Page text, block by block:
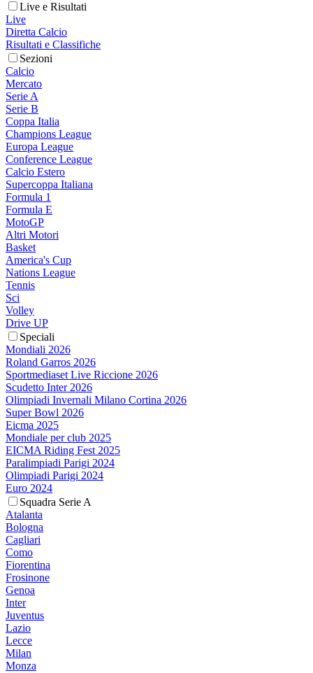
Live e Risultati
Live
Diretta Calcio
Risultati e Classifiche
Sezioni
Calcio
Mercato
Serie A
Serie B
Coppa Italia
Champions League
Europa League
Conference League
Calcio Estero
Supercoppa Italiana
Formula 1
Formula E
MotoGP
Altri Motori
Basket
America's Cup
Nations League
Tennis
Sci
Volley
Drive UP
Speciali
Mondiali 2026
Roland Garros 2026
Sportmediaset Live Riccione 2026
Scudetto Inter 2026
Olimpiadi Invernali Milano Cortina 2026
Super Bowl 2026
Eicma 2025
Mondiale per club 2025
EICMA Riding Fest 2025
Paralimpiadi Parigi 2024
Olimpiadi Parigi 2024
Euro 2024
Squadra Serie A
Atalanta
Bologna
Cagliari
Como
Fiorentina
Frosinone
Genoa
Inter
Juventus
Lazio
Lecce
Milan
Monza